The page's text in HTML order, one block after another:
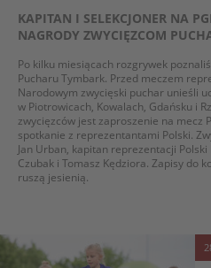
KAPITAN I SELEKCJONER NA
NAGRODY ZWYCIĘZCOM
Po kilku miesiącach rozgrywek
Pucharu Tymbark. Przed meczem
Narodowym zwycięski puchar unieśli
w Piotrowicach, Kowalach, Gdańsku i
zwycięzców jest zaproszenie na mecz
spotkanie z reprezentantami Polski.
Jan Urban, kapitan reprezentacji
Czubak i Tomasz Kędziora. Zapisy do
ruszą jesienią.